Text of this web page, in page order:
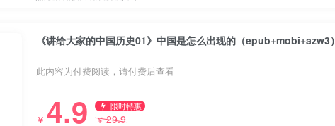
《讲给大家的中国历史01》中国是怎么出现的（epub+mobi+azw3）
此内容为付费阅读，请付费后查看
￥ 4.9 限时特惠
￥29.9